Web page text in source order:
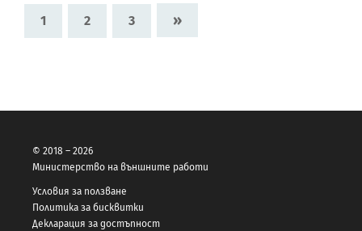
1 2 3 »
© 2018 – 2026
Министерство на външните работи
Условия за ползване
Политика за бисквитки
Декларация за достъпност